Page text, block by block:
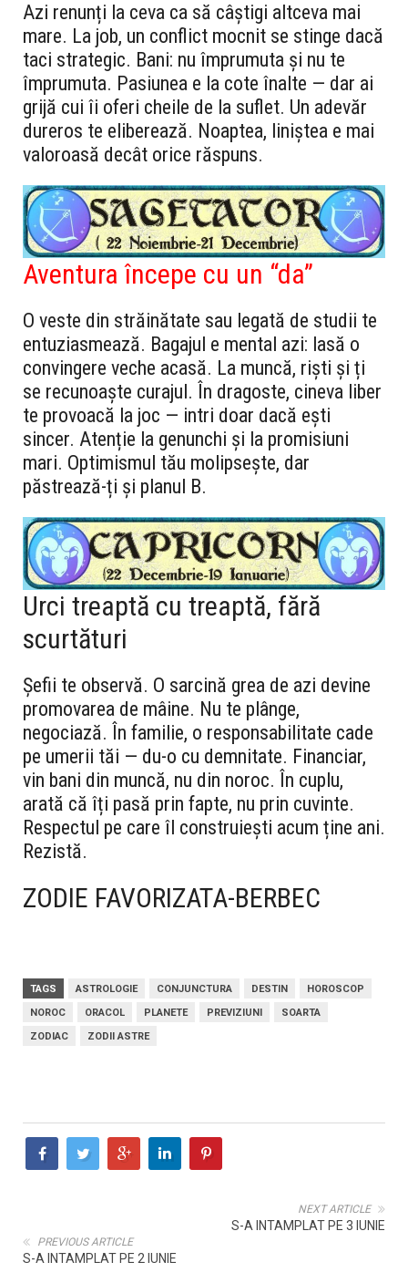
Azi renunți la ceva ca să câștigi altceva mai
mare. La job, un conflict mocnit se stinge dacă
taci strategic. Bani: nu împrumuta și nu te
împrumuta. Pasiunea e la cote înalte — dar ai
grijă cui îi oferi cheile de la suflet. Un adevăr
dureros te eliberează. Noaptea, liniștea e mai
valoroasă decât orice răspuns.
Aventura începe cu un “da”
O veste din străinătate sau legată de studii te
entuziasmează. Bagajul e mental azi: lasă o
convingere veche acasă. La muncă, riști și ți
se recunoaște curajul. În dragoste, cineva liber
te provoacă la joc — intri doar dacă ești
sincer. Atenție la genunchi și la promisiuni
mari. Optimismul tău molipsește, dar
păstrează-ți și planul B.
Urci treaptă cu treaptă, fără
scurtături
Șefii te observă. O sarcină grea de azi devine
promovarea de mâine. Nu te plânge,
negociază. În familie, o responsabilitate cade
pe umerii tăi — du-o cu demnitate. Financiar,
vin bani din muncă, nu din noroc. În cuplu,
arată că îți pasă prin fapte, nu prin cuvinte.
Respectul pe care îl construiești acum ține ani.
Rezistă.
ZODIE FAVORIZATA-BERBEC
TAGS ASTROLOGIE CONJUNCTURA DESTIN
HOROSCOP
NOROC
ORACOL PLANETE PREVIZIUNI
SOARTA
ZODIAC
ZODII ASTRE
NEXT ARTICLE
S-A INTAMPLAT PE 3 IUNIE
PREVIOUS ARTICLE
S-A INTAMPLAT PE 2 IUNIE